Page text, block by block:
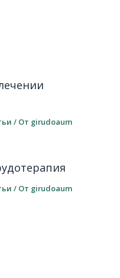
/ От girudoaum
/ От girudoaum